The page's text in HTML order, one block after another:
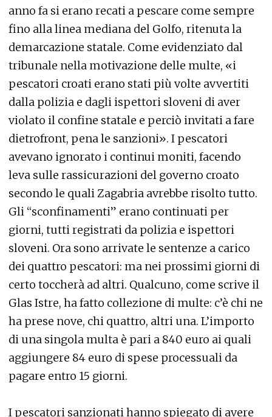
anno fa si erano recati a pescare come sempre
fino alla linea mediana del Golfo, ritenuta la
demarcazione statale. Come evidenziato dal
tribunale nella motivazione delle multe, «i
pescatori croati erano stati più volte avvertiti
dalla polizia e dagli ispettori sloveni di aver
violato il confine statale e perciò invitati a fare
dietrofront, pena le sanzioni». I pescatori
avevano ignorato i continui moniti, facendo
leva sulle rassicurazioni del governo croato
secondo le quali Zagabria avrebbe risolto tutto.
Gli “sconfinamenti” erano continuati per
giorni, tutti registrati da polizia e ispettori
sloveni. Ora sono arrivate le sentenze a carico
dei quattro pescatori: ma nei prossimi giorni di
certo toccherà ad altri. Qualcuno, come scrive il
Glas Istre, ha fatto collezione di multe: c’è chi ne
ha prese nove, chi quattro, altri una. L’importo
di una singola multa è pari a 840 euro ai quali
aggiungere 84 euro di spese processuali da
pagare entro 15 giorni.
I pescatori sanzionati hanno spiegato di avere